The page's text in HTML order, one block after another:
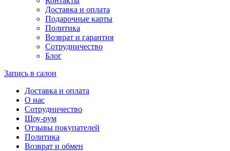
Доставка и оплата
Подарочные карты
Политика
Возврат и гарантия
Сотрудничество
Блог
Запись в салон
Доставка и оплата
О нас
Сотрудничество
Шоу-рум
Отзывы покупателей
Политика
Возврат и обмен